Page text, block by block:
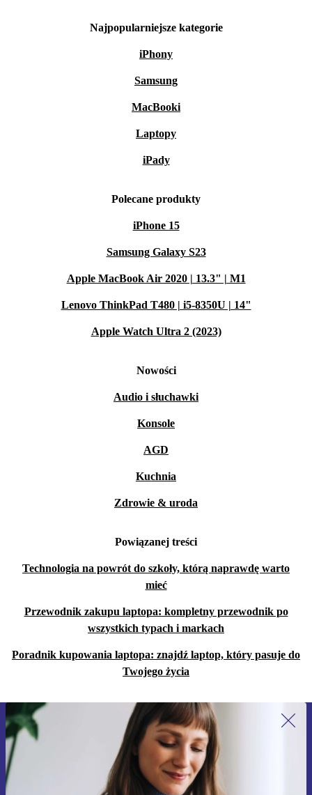
Najpopularniejsze kategorie
iPhony
Samsung
MacBooki
Laptopy
iPady
Polecane produkty
iPhone 15
Samsung Galaxy S23
Apple MacBook Air 2020 | 13.3" | M1
Lenovo ThinkPad T480 | i5-8350U | 14"
Apple Watch Ultra 2 (2023)
Nowości
Audio i słuchawki
Konsole
AGD
Kuchnia
Zdrowie & uroda
Powiązanej treści
Technologia na powrót do szkoły, którą naprawdę warto
mieć
Przewodnik zakupu laptopa: kompletny przewodnik po
wszystkich typach i markach
Poradnik kupowania laptopa: znajdź laptop, który pasuje do
Twojego życia
Zapisz się na nasz newsletter!
Nie przegap żadnej oferty.